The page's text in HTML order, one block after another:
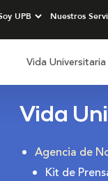
Vida Universitaria
Vida
Agencia de
Kit de